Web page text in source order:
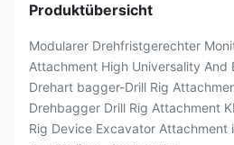
Produktübersicht
Modularer Drehfristgerechter
Attachment High Universality And
Drehart bagger-Drill Rig
Drehbagger Drill Rig Attachment
Rig Device Excavator Attachment